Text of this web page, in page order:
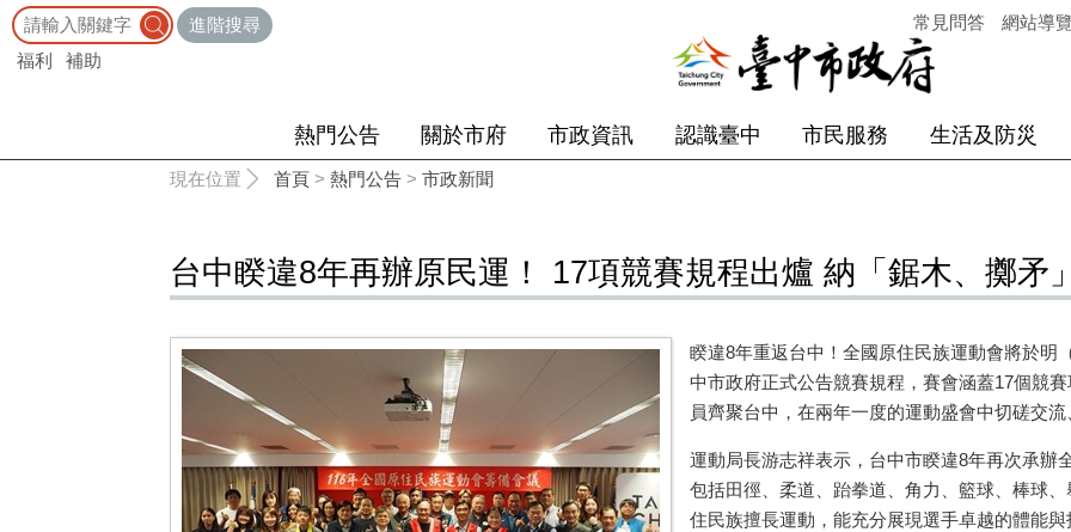
進階搜尋
福利
補助
常見問答 網站導
熱門公告 關於市府 市政資訊 認識臺中 市民服務 生活及防災
現在位置 首頁 > 熱門公告 > 市政新聞
台中睽違8年再辦原民運！ 17項競賽規程出爐 納「鋸木、擲矛
睽違8年重返台中！全國原住民族運動會將於明
中市政府正式公告競賽規程，賽會涵蓋17個競
員齊聚台中，在兩年一度的運動盛會中切磋交
運動局長游志祥表示，台中市睽違8年再次承辦
包括田徑、柔道、跆拳道、角力、籃球、棒球
住民族擅長運動，能充分展現選手卓越的體能